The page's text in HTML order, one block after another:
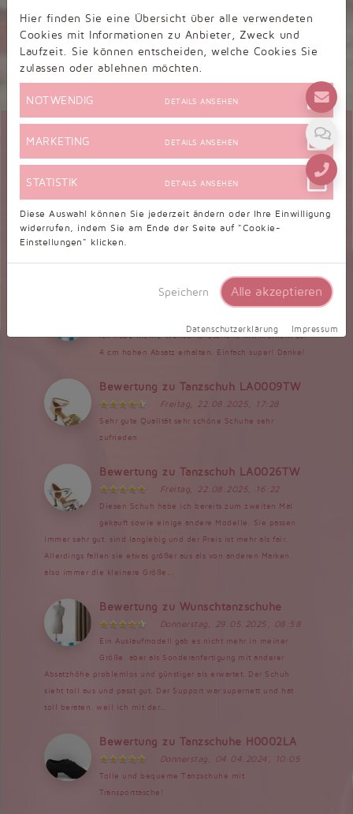
Kundenbewertungen
9,26/10 - 244 Bewertungen
TW0003ST
Mittwoch, 03.09.2025, 16:18
Lieferzeit war OK. Die Schuhe passen gut. Da ich
hinten etwas rutsche, habe ich Silikonpad sreingelegt. Jetzt kann
auch nichts drücken und die Schuhe sind perfekt. Den
Bewertung zu Wunschtanzschuhe
Ich habe meine Wunschtanzschuhe mit meinem ca.
4 cm hohen Absatz erhalten. Einfach super! Danke!
Bewertung zu Tanzschuh LA0009TW
Freitag, 22.08.2025, 17:28
Sehr gute Qualität sehr schöne Schuhe sehr
zufrieden
Bewertung zu Tanzschuh LA0026TW
Freitag, 22.08.2025, 16:22
Diesen Schuh habe ich bereits zum zweiten Mal
gekauft sowie einige andere Modelle. Sie passen
immer sehr gut, sind langlebig und der Preis ist mehr als fair.
Allerdings fallen sie etwas größer aus als von anderen Marken,
also immer die kleinere Größe...
Bewertung zu Wunschtanzschuhe
Donnerstag, 29.05.2025, 08:58
Ein Auslaufmodell gab es nicht mehr in meiner
Größe, aber als Sonderanfertigung mit anderer
Absatzhöhe problemlos und günstiger als erwartet. Der Schuh
sieht toll aus und passt gut. Der Support war supernett und hat
toll beraten, weil ich mit der...
Bewertung zu Tanzschuhe H0002LA
Donnerstag, 04.04.2024, 10:05
Tolle und bequeme Tanzschuhe mit
Transporttasche!
Hier finden Sie eine Übersicht über alle verwendeten
Cookies mit Informationen zu Anbieter, Zweck und
Laufzeit. Sie können entscheiden, welche Cookies Sie
zulassen oder ablehnen möchten.
NOTWENDIG DETAILS ANSEHEN
MARKETING DETAILS ANSEHEN
STATISTIK DETAILS ANSEHEN
Diese Auswahl können Sie jederzeit ändern oder Ihre Einwilligung
widerrufen, indem Sie am Ende der Seite auf "Cookie-
Einstellungen" klicken.
Speichern Alle akzeptieren
Datenschutzerklärung Impressum